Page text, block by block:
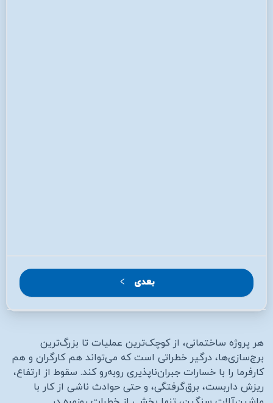
بعدی
هر پروژه ساختمانی، از کوچک‌ترین عملیات تا بزرگ‌ترین
برج‌سازی‌ها، درگیر خطراتی است که می‌تواند هم کارگران و هم
کارفرما را با خسارات جبران‌ناپذیری روبه‌رو کند. سقوط از ارتفاع،
ریزش داربست، برق‌گرفتگی، و حتی حوادث ناشی از کار با